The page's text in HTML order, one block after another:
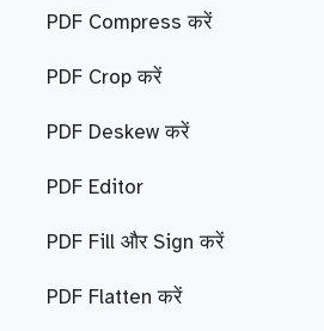
PDF Compress करें
PDF Crop करें
PDF Deskew करें
PDF Editor
PDF Fill और Sign करें
PDF Flatten करें